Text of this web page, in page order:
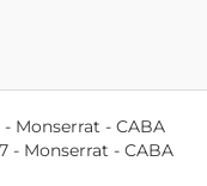
- Monserrat - CABA
- Monserrat - CABA